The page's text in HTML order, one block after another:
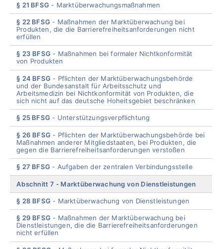
§ 21 BFSG Marktüberwachungsmaßnahmen
§ 22 BFSG
Maßnahmen der Marktüberwachung bei
Produkten, die die Barrierefreiheitsanforderungen nicht
erfüllen
§ 23 BFSG
Maßnahmen bei formaler Nichtkonformität
von Produkten
§ 24 BFSG
Pflichten der Marktüberwachungsbehörde
und der Bundesanstalt für Arbeitsschutz und
Arbeitsmedizin bei Nichtkonformität von Produkten, die
sich nicht auf das deutsche Hoheitsgebiet beschränken
§ 25 BFSG Unterstützungsverpflichtung
§ 26 BFSG
Pflichten der Marktüberwachungsbehörde bei
Maßnahmen anderer Mitgliedstaaten, bei Produkten, die
gegen die Barrierefreiheitsanforderungen verstoßen
§ 27 BFSG Aufgaben der zentralen Verbindungsstelle
Abschnitt 7 Marktüberwachung von Dienstleistungen
§ 28 BFSG Marktüberwachung von Dienstleistungen
§ 29 BFSG
Maßnahmen der Marktüberwachung bei
Dienstleistungen, die die Barrierefreiheitsanforderungen
nicht erfüllen